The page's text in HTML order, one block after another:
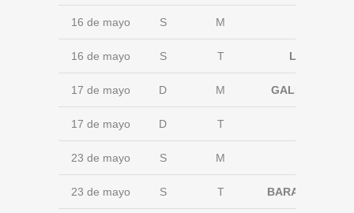
16 de mayo S M
16 de mayo S T LOIU
17 de mayo D M GALDAKAO
17 de mayo D T
23 de mayo S M
23 de mayo S T BARAKALDO